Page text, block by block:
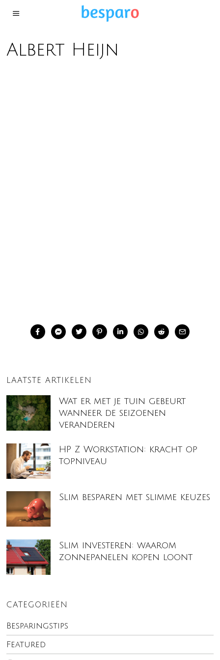
Albert Heijn
LAATSTE ARTIKELEN
Wat er met je tuin gebeurt
wanneer de seizoenen
veranderen
HP Z Workstation: kracht op
topniveau
Slim besparen met slimme keuzes
Slim investeren: waarom
zonnepanelen kopen loont
CATEGORIEËN
Besparingstips
Featured